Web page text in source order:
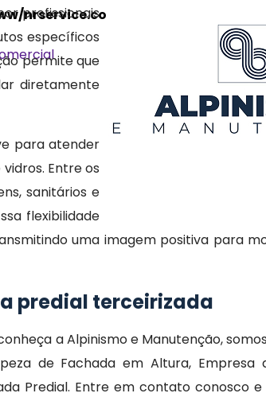
nrservice.com.br/public_html/
profissionais
específicos
permite que
diretamente
para atender
Entre os
sanitários e
flexibilidade
uma imagem positiva para
predial terceirizada
a Alpinismo e Manutenção,
de Fachada em Altura, Empresa
Predial. Entre em contato conosco